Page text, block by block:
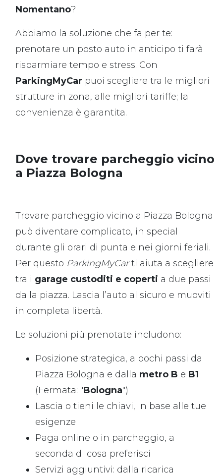
Nomentano?
Abbiamo la soluzione che fa per te:
prenotare un posto auto in anticipo ti farà
risparmiare tempo e stress. Con
ParkingMyCar puoi scegliere tra le migliori
strutture in zona, alle migliori tariffe; la
convenienza è garantita.
Dove trovare parcheggio vicino
a Piazza Bologna
Trovare parcheggio vicino a Piazza Bologna
può diventare complicato, in special
durante gli orari di punta e nei giorni feriali.
Per questo ParkingMyCarti aiuta a scegliere
tra i garage custoditi e coperti a due passi
dalla piazza. Lascia l’auto al sicuro e muoviti
in completa libertà.
Le soluzioni più prenotate includono:
Posizione strategica, a pochi passi da
Piazza Bologna e dalla metro B e B1
(Fermata: "Bologna")
Lascia o tieni le chiavi, in base alle tue
esigenze
Paga online o in parcheggio, a
seconda di cosa preferisci
Servizi aggiuntivi: dalla ricarica